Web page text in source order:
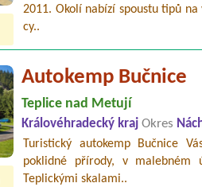
2011. Okolí nabízí spoustu tipů
cy..
Autokemp Bučnice
Teplice nad Metují
Královéhradecký krajOkres
Turistický autokemp Bučnice
poklidné přírody, v malebném
Teplickými skalami..